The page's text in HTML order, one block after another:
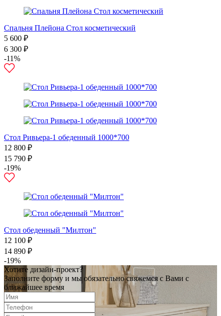
Спальня Плейона Стол косметический
5 600 ₽
6 300 ₽
-11%
Стол Ривьера-1 обеденный 1000*700
12 800 ₽
15 790 ₽
-19%
Стол обеденный "Милтон"
12 100 ₽
14 890 ₽
-19%
Хотите дизайн-проект?
Заполните форму и мы обязательно свяжемся с Вами с
ближайшее время